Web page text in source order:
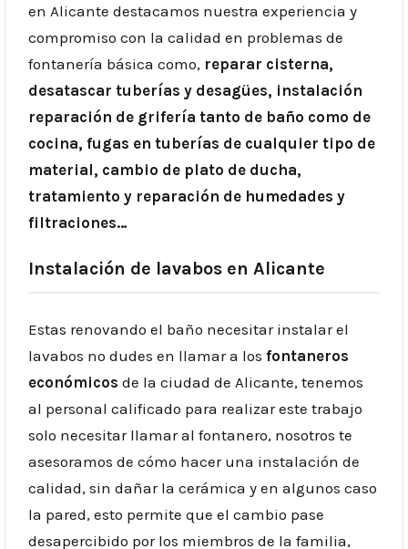
en Alicante destacamos nuestra experiencia y
compromiso con la calidad en problemas de
fontanería básica como, reparar cisterna,
desatascar tuberías y desagües, instalación
reparación de grifería tanto de baño como de
cocina, fugas en tuberías de cualquier tipo de
material, cambio de plato de ducha,
tratamiento y reparación de humedades y
filtraciones…
Instalación de lavabos en Alicante
Estas renovando el baño necesitar instalar el
lavabos no dudes en llamar a los fontaneros
económicos de la ciudad de Alicante, tenemos
al personal calificado para realizar este trabajo
solo necesitar llamar al fontanero, nosotros te
asesoramos de cómo hacer una instalación de
calidad, sin dañar la cerámica y en algunos caso
la pared, esto permite que el cambio pase
desapercibido por los miembros de la familia,